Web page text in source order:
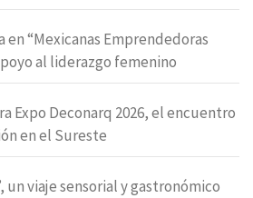
en “Mexicanas Emprendedoras
al liderazgo femenino
Expo Deconarq 2026, el encuentro
en el Sureste
un viaje sensorial y gastronómico